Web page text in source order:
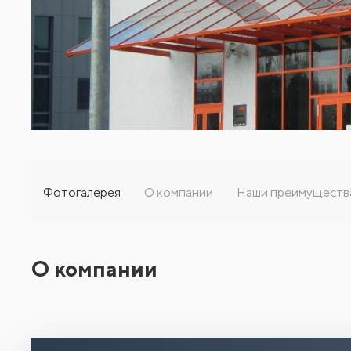
Фотогалерея О компании Наши
О компании